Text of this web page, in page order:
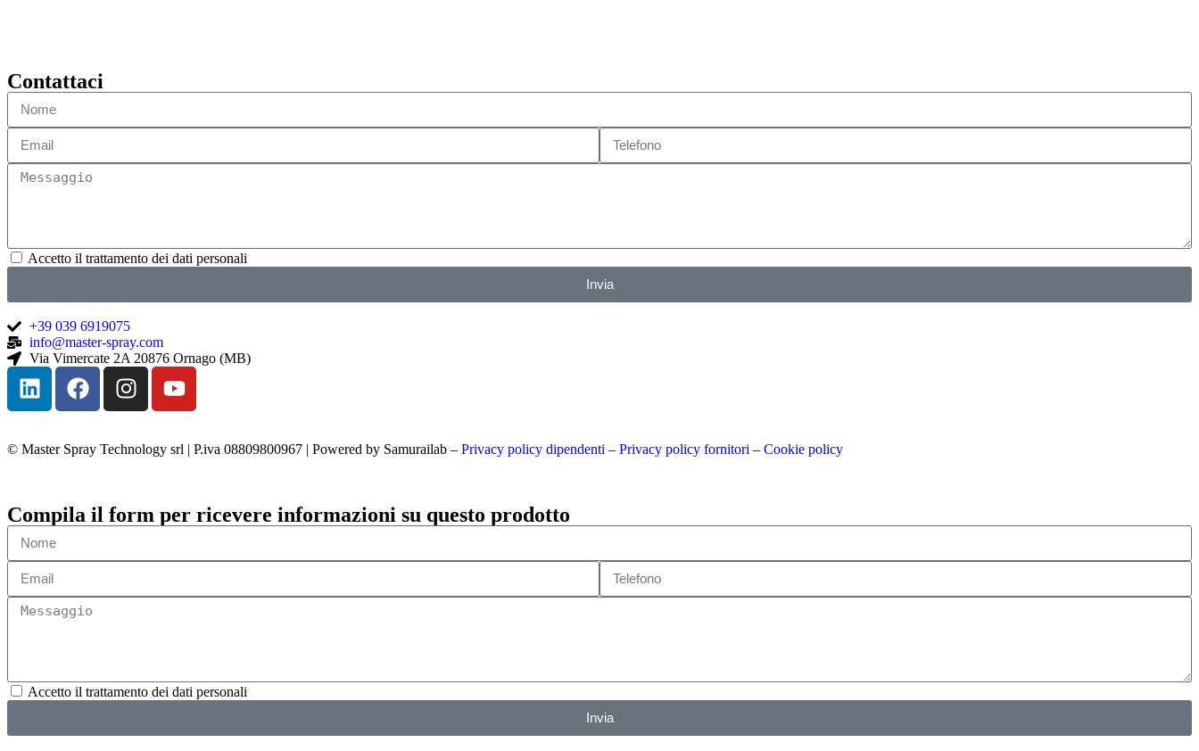
Contattaci
Accetto il trattamento dei dati personali
Invia
+39 039 6919075
info@master-spray.com
Via Vimercate 2A 20876 Ornago (MB)
© Master Spray Technology srl | P.iva 08809800967 | Powered by Samurailab – Privacy policy dipendenti – Privacy policy fornitori – Cookie policy
Compila il form per ricevere informazioni su questo prodotto
Accetto il trattamento dei dati personali
Invia